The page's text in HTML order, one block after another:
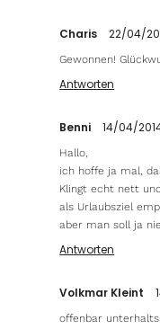
Charis 22/04/
Gewonnen!
Antworten
Benni 14/04/
Hallo,
ich hoffe ja mal,
Klingt echt nett
als Urlaubsziel
aber man soll ja
Antworten
Volkmar Kleint
offenbar